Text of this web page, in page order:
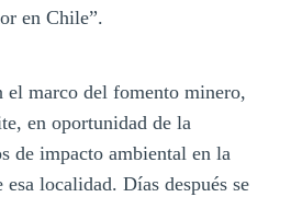
en Chile”.
el marco del fomento minero,
en oportunidad de la
de impacto ambiental en la
localidad. Días después se